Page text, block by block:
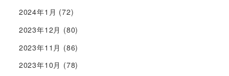
2024年1月 (72)
2023年12月 (80)
2023年11月 (86)
2023年10月 (78)